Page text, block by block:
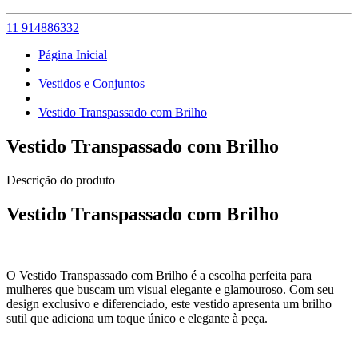
11 914886332
Página Inicial
Vestidos e Conjuntos
Vestido Transpassado com Brilho
Vestido Transpassado com Brilho
Descrição do produto
Vestido Transpassado com Brilho
O Vestido Transpassado com Brilho é a escolha perfeita para
mulheres que buscam um visual elegante e glamouroso. Com seu
design exclusivo e diferenciado, este vestido apresenta um brilho
sutil que adiciona um toque único e elegante à peça.